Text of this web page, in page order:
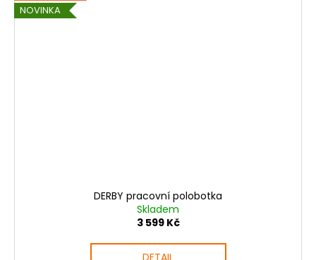
NOVINKA
DERBY pracovní polobotka
Skladem
3 599 Kč